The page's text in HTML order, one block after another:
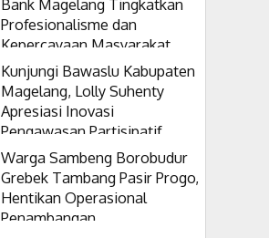
Profesionalisme dan
Kepercayaan Masyarakat
Kunjungi Bawaslu Kabupaten
Magelang, Lolly Suhenty
Apresiasi Inovasi
Pengawasan Partisipatif
Warga Sambeng Borobudur
Grebek Tambang Pasir Progo,
Hentikan Operasional
Penambangan